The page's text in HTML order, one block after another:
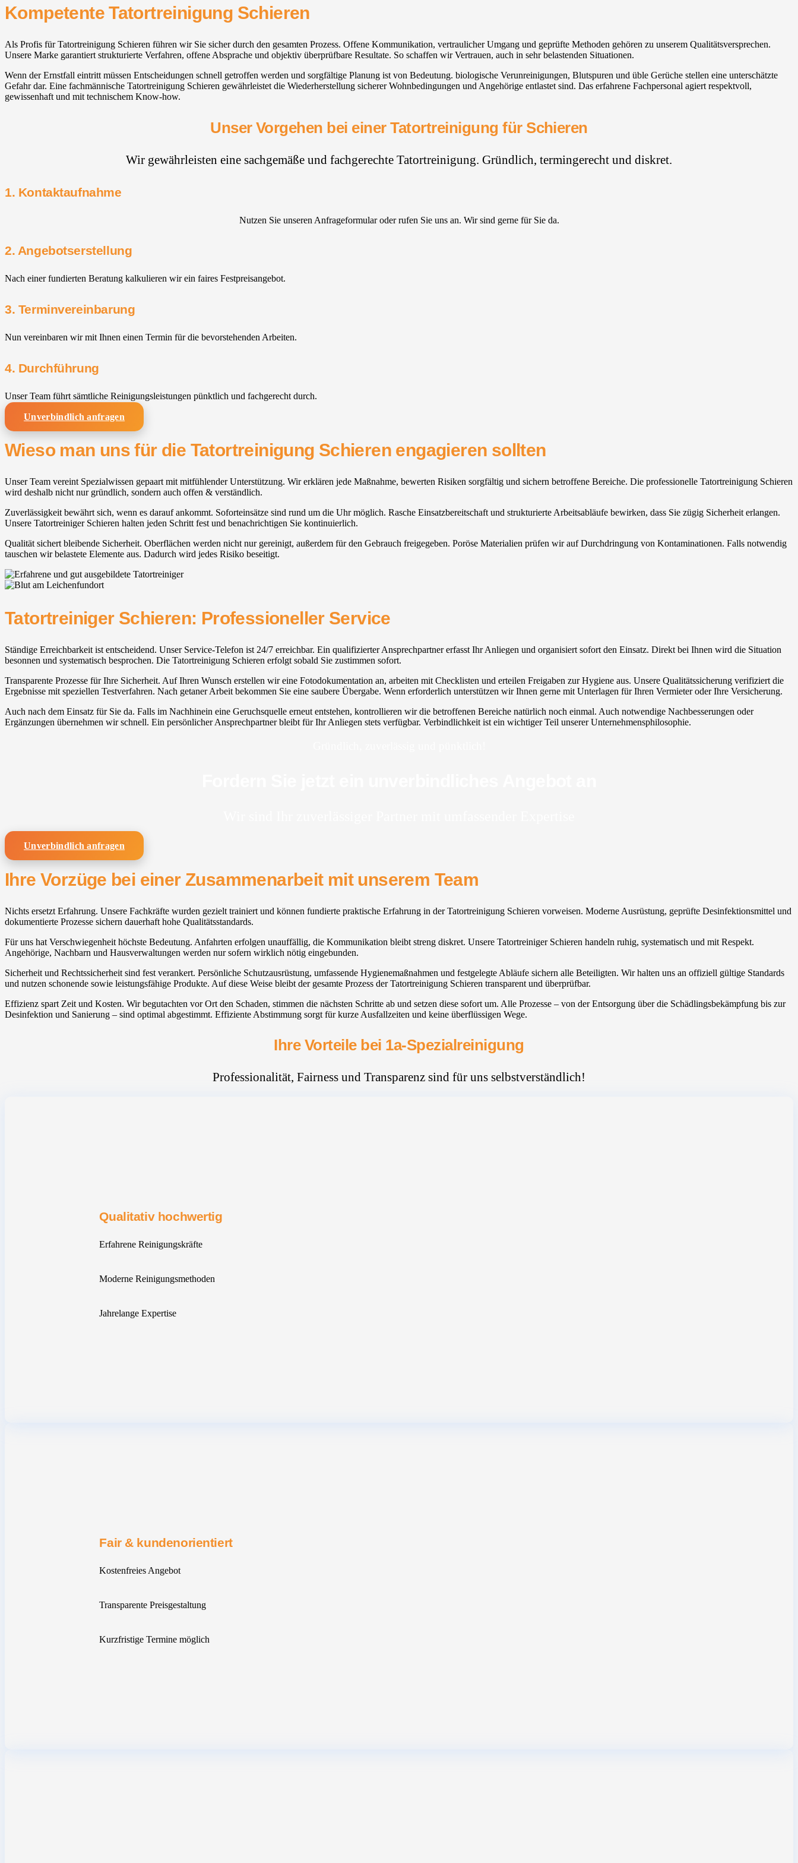
Kompetente Tatortreinigung Schieren
Als Profis für Tatortreinigung Schieren führen wir Sie sicher durch den gesamten Prozess. Offene Kommunikation, vertraulicher Umgang und geprüfte Methoden gehören zu unserem Qualitätsversprechen.
Unsere Marke garantiert strukturierte Verfahren, offene Absprache und objektiv überprüfbare Resultate. So schaffen wir Vertrauen, auch in sehr belastenden Situationen.
Wenn der Ernstfall eintritt müssen Entscheidungen schnell getroffen werden und sorgfältige Planung ist von Bedeutung. biologische Verunreinigungen, Blutspuren und üble Gerüche stellen eine unterschätzte
Gefahr dar. Eine fachmännische Tatortreinigung Schieren gewährleistet die Wiederherstellung sicherer Wohnbedingungen und Angehörige entlastet sind. Das erfahrene Fachpersonal agiert respektvoll,
gewissenhaft und mit technischem Know-how.
Unser Vorgehen bei einer Tatortreinigung für Schieren
Wir gewährleisten eine sachgemäße und fachgerechte Tatortreinigung. Gründlich, termingerecht und diskret.
1. Kontaktaufnahme
Nutzen Sie unseren Anfrageformular oder rufen Sie uns an. Wir sind gerne für Sie da.
2. Angebotserstellung
Nach einer fundierten Beratung kalkulieren wir ein faires Festpreisangebot.
3. Terminvereinbarung
Nun vereinbaren wir mit Ihnen einen Termin für die bevorstehenden Arbeiten.
4. Durchführung
Unser Team führt sämtliche Reinigungsleistungen pünktlich und fachgerecht durch.
Unverbindlich anfragen
Wieso man uns für die Tatortreinigung Schieren engagieren sollten
Unser Team vereint Spezialwissen gepaart mit mitfühlender Unterstützung. Wir erklären jede Maßnahme, bewerten Risiken sorgfältig und sichern betroffene Bereiche. Die professionelle Tatortreinigung Schieren
wird deshalb nicht nur gründlich, sondern auch offen & verständlich.
Zuverlässigkeit bewährt sich, wenn es darauf ankommt. Soforteinsätze sind rund um die Uhr möglich. Rasche Einsatzbereitschaft und strukturierte Arbeitsabläufe bewirken, dass Sie zügig Sicherheit erlangen.
Unsere Tatortreiniger Schieren halten jeden Schritt fest und benachrichtigen Sie kontinuierlich.
Qualität sichert bleibende Sicherheit. Oberflächen werden nicht nur gereinigt, außerdem für den Gebrauch freigegeben. Poröse Materialien prüfen wir auf Durchdringung von Kontaminationen. Falls notwendig
tauschen wir belastete Elemente aus. Dadurch wird jedes Risiko beseitigt.
Tatortreiniger Schieren: Professioneller Service
Ständige Erreichbarkeit ist entscheidend. Unser Service-Telefon ist 24/7 erreichbar. Ein qualifizierter Ansprechpartner erfasst Ihr Anliegen und organisiert sofort den Einsatz. Direkt bei Ihnen wird die Situation
besonnen und systematisch besprochen. Die Tatortreinigung Schieren erfolgt sobald Sie zustimmen sofort.
Transparente Prozesse für Ihre Sicherheit. Auf Ihren Wunsch erstellen wir eine Fotodokumentation an, arbeiten mit Checklisten und erteilen Freigaben zur Hygiene aus. Unsere Qualitätssicherung verifiziert die
Ergebnisse mit speziellen Testverfahren. Nach getaner Arbeit bekommen Sie eine saubere Übergabe. Wenn erforderlich unterstützen wir Ihnen gerne mit Unterlagen für Ihren Vermieter oder Ihre Versicherung.
Auch nach dem Einsatz für Sie da. Falls im Nachhinein eine Geruchsquelle erneut entstehen, kontrollieren wir die betroffenen Bereiche natürlich noch einmal. Auch notwendige Nachbesserungen oder
Ergänzungen übernehmen wir schnell. Ein persönlicher Ansprechpartner bleibt für Ihr Anliegen stets verfügbar. Verbindlichkeit ist ein wichtiger Teil unserer Unternehmensphilosophie.
Unverbindlich anfragen
Ihre Vorzüge bei einer Zusammenarbeit mit unserem Team
Nichts ersetzt Erfahrung. Unsere Fachkräfte wurden gezielt trainiert und können fundierte praktische Erfahrung in der Tatortreinigung Schieren vorweisen. Moderne Ausrüstung, geprüfte Desinfektionsmittel und
dokumentierte Prozesse sichern dauerhaft hohe Qualitätsstandards.
Für uns hat Verschwiegenheit höchste Bedeutung. Anfahrten erfolgen unauffällig, die Kommunikation bleibt streng diskret. Unsere Tatortreiniger Schieren handeln ruhig, systematisch und mit Respekt.
Angehörige, Nachbarn und Hausverwaltungen werden nur sofern wirklich nötig eingebunden.
Sicherheit und Rechtssicherheit sind fest verankert. Persönliche Schutzausrüstung, umfassende Hygienemaßnahmen und festgelegte Abläufe sichern alle Beteiligten. Wir halten uns an offiziell gültige Standards
und nutzen schonende sowie leistungsfähige Produkte. Auf diese Weise bleibt der gesamte Prozess der Tatortreinigung Schieren transparent und überprüfbar.
Effizienz spart Zeit und Kosten. Wir begutachten vor Ort den Schaden, stimmen die nächsten Schritte ab und setzen diese sofort um. Alle Prozesse – von der Entsorgung über die Schädlingsbekämpfung bis zur
Desinfektion und Sanierung – sind optimal abgestimmt. Effiziente Abstimmung sorgt für kurze Ausfallzeiten und keine überflüssigen Wege.
Ihre Vorteile bei 1a-Spezialreinigung
Professionalität, Fairness und Transparenz sind für uns selbstverständlich!
Qualitativ hochwertig
Erfahrene Reinigungskräfte
Moderne Reinigungsmethoden
Jahrelange Expertise
Fair & kundenorientiert
Kostenfreies Angebot
Transparente Preisgestaltung
Kurzfristige Termine möglich